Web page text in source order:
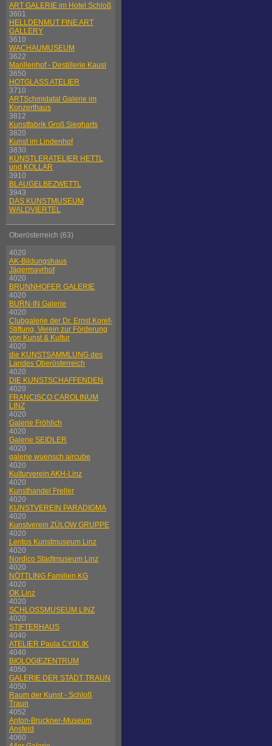
ART GALERIE im Hotel Schloß
3601
HELLDENMUT FINE ART
GALLERY
3610
WACHAUMUSEUM
3622
Marillenhof - Destillerie Kausl
3650
HOTGLASS ATELIER
3710
ARTSchmidatal Galerie im
Konzerthaus
3812
Kunstfabrik Groß Siegharts
3820
Kunst im Lindenhof
3830
KÜNSTLERATELIER HETTL
und KOLLAR
3910
BLAUGELBEZWETTL
3943
DAS KUNSTMUSEUM
WALDVIERTEL
Oberösterreich (63)
4020
AK-Bildungshaus
Jägermayrhof
4020
BRUNNHOFER GALERIE
4020
BURN-IN Galerie
4020
Clubgalerie der Dr. Ernst Koref-
Stiftung, Verein zur Förderung
von Kunst & Kultur
4020
die KUNSTSAMMLUNG des
Landes Oberösterreich
4020
DIE KUNSTSCHAFFENDEN
4020
FRANCISCO CAROLINUM
LINZ
4020
Galerie Fröhlich
4020
Galerie SEIDLER
4020
galerie wuensch aircube
4020
Kulturverein AKH-Linz
4020
Kunsthandel Freller
4020
KUNSTVEREIN PARADIGMA
4020
Kunstverein ZÜLOW GRUPPE
4020
Lentos Kunstmuseum Linz
4020
Nordico Stadtmuseum Linz
4020
NÖTTLING Familien KG
4020
OK Linz
4020
SCHLOSSMUSEUM LINZ
4020
STIFTERHAUS
4040
ATELIER Paula CYDLIK
4040
BIOLOGIEZENTRUM
4050
GALERIE DER STADT TRAUN
4050
Raum der Kunst - Schloß
Traun
4052
Anton-Bruckner-Museum
Ansfeld
4060